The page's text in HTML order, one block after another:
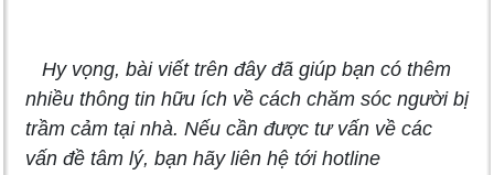
Hy vọng, bài viết trên đây đã giúp bạn có thêm
nhiều thông tin hữu ích về cách chăm sóc người bị
trầm cảm tại nhà. Nếu cần được tư vấn về các
vấn đề tâm lý, bạn hãy liên hệ tới hotline